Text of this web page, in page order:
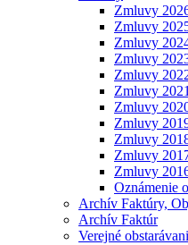
Zmluvy
Zmluvy
Zmluvy
Zmluvy
Zmluvy
Zmluvy 2021
Zmluvy
Zmluvy
Zmluvy
Zmluvy
Zmluvy
Oznámenie
Archív Faktúry,
Archív Faktúr
Verejné